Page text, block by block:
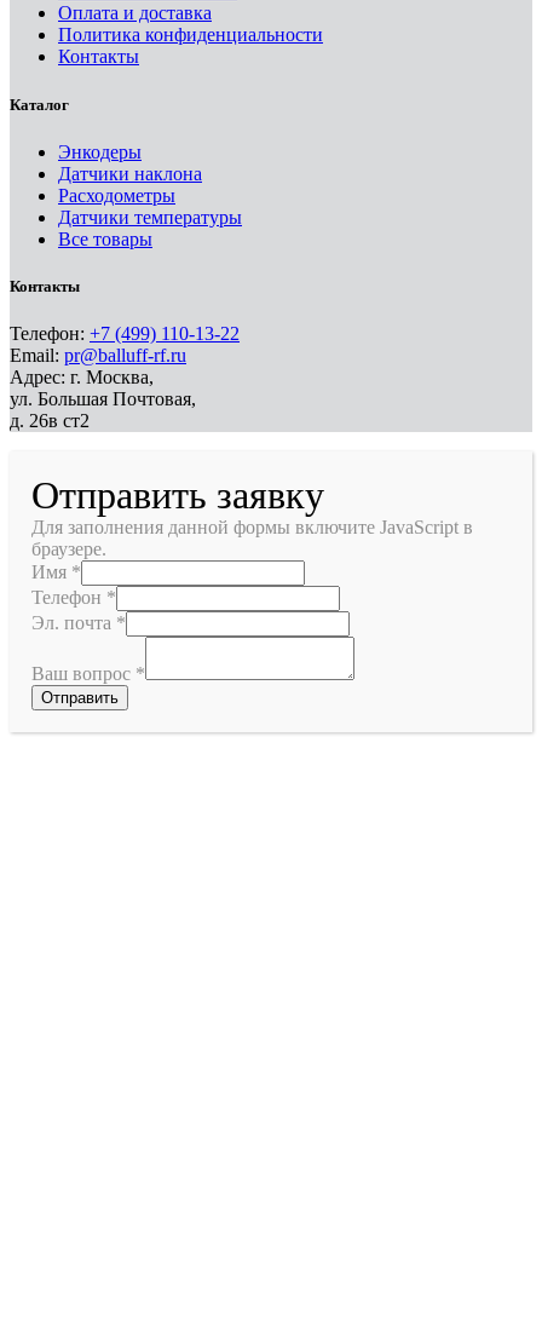
Оплата и доставка
Политика конфиденциальности
Контакты
Каталог
Энкодеры
Датчики наклона
Расходометры
Датчики температуры
Все товары
Контакты
Телефон: +7 (499) 110-13-22
Email: pr@balluff-rf.ru
Адрес: г. Москва,
ул. Большая Почтовая,
д. 26в ст2
Отправить заявку
Для заполнения данной формы включите JavaScript в
браузере.
Имя *
Телефон *
Эл. почта *
Ваш вопрос *
Отправить